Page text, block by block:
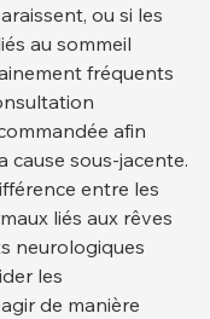
ou si les
au sommeil
fréquents
afin
cause sous-jacente.
entre les
liés aux rêves
neurologiques
les
de manière